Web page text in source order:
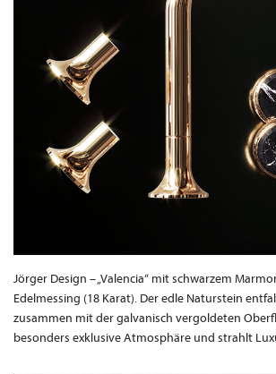
Jörger Design – „Valencia“ mit schwarzem
Edelmessing (18 Karat). Der edle Naturstein
zusammen mit der galvanisch vergoldeten
besonders exklusive Atmosphäre und strahlt